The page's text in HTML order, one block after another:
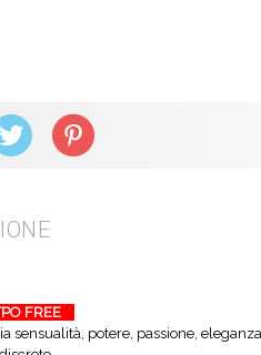
Pinterest
FREE
potere, passione,